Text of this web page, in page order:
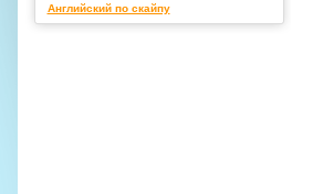
Английский по скайпу